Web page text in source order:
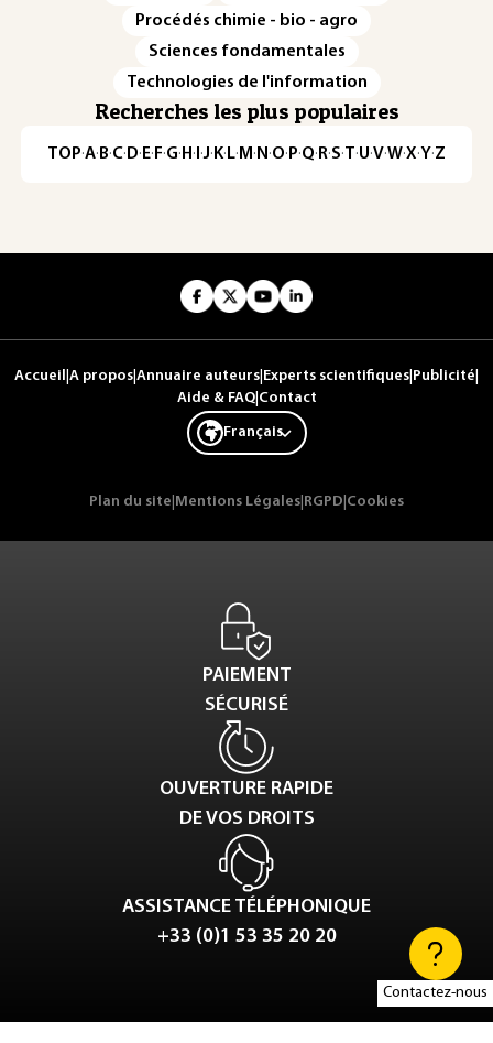
Contactez-nous
Procédés chimie - bio - agro
Sciences fondamentales
Technologies de l'information
Recherches les plus populaires
TOP·A·B·C· D· E· F·G· H · ·J· K· L· M · N ·O· P·Q· R·S·T·U·V·W·X·Y·Z
Accueil A propos Annuaire auteurs Experts scientifiques Publicité
Aide & FAQ| Contact
Français
Plan du site Mentions Légales RGPD Cookies
PAIEMENT
SÉCURISÉ
OUVERTURE RAPIDE
DE VOS DROITS
ASSISTANCE TÉLÉPHONIQUE
+33 (0)1 53 35 20 20